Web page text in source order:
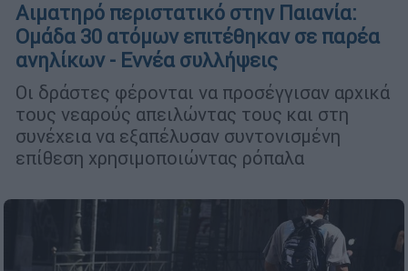
Αιματηρό περιστατικό στην Παιανία:
Ομάδα 30 ατόμων επιτέθηκαν σε παρέα
ανηλίκων - Εννέα συλλήψεις
Οι δράστες φέρονται να προσέγγισαν αρχικά
τους νεαρούς απειλώντας τους και στη
συνέχεια να εξαπέλυσαν συντονισμένη
επίθεση χρησιμοποιώντας ρόπαλα